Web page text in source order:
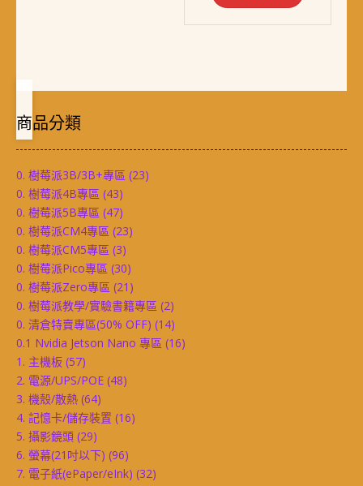
商品分類
0. 樹莓派3B/3B+專區 (23)
0. 樹莓派4B專區 (43)
0. 樹莓派5B專區 (47)
0. 樹莓派CM4專區 (23)
0. 樹莓派CM5專區 (3)
0. 樹莓派Pico專區 (30)
0. 樹莓派Zero專區 (21)
0. 樹莓派教學/實驗書籍專區 (2)
0. 清倉特賣專區(50% OFF) (14)
0.1 Nvidia Jetson Nano 專區 (16)
1. 主機板 (57)
2. 電源/UPS/POE (48)
3. 機殼/散熱 (64)
4. 記憶卡/儲存裝置 (16)
5. 攝影鏡頭 (29)
6. 螢幕(21吋以下) (96)
7. 電子紙(ePaper/eInk) (32)